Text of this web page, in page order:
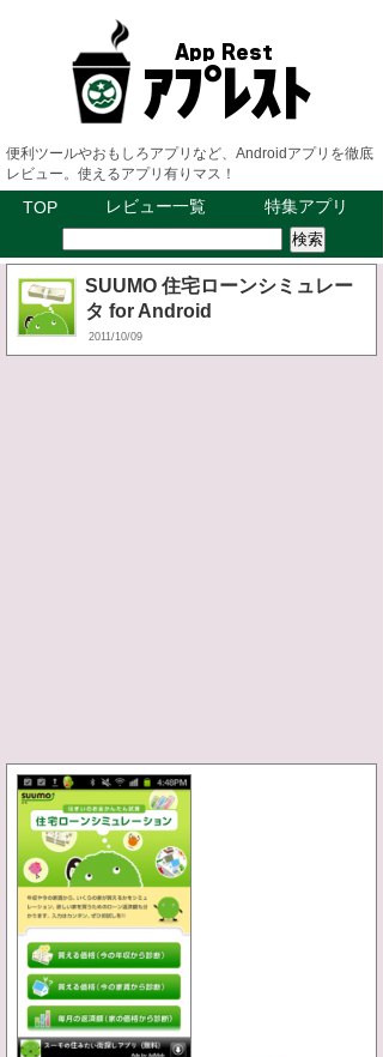
便利ツールやおもしろアプリなど、Androidアプリを徹底
レビュー。使えるアプリ有りマス！
TOP レビュー一覧 特集アプリ
SUUMO 住宅ローンシミュレー
タ for Android
2011/10/09